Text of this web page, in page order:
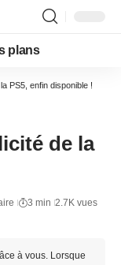
plans
PS5, enfin disponible !
de la
3 min 2.7K vues
à vous. Lorsque